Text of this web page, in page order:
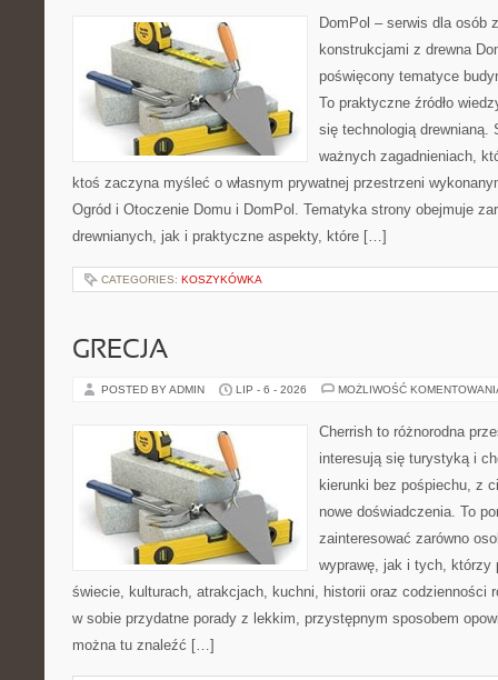
DomPol – serwis dla osób
konstrukcjami z drewna
poświęcony tematyce
To praktyczne źródło
się technologią drewnianą.
ważnych zagadnieniach,
ktoś zaczyna myśleć o własnym prywatnej przestrzeni
Ogród i Otoczenie Domu i DomPol. Tematyka strony obejmuje
drewnianych, jak i praktyczne aspekty, które […]
CATEGORIES: KOSZYKÓWKA
GRECJA
POSTED BY ADMIN LIP - 6 - 2026 MOŻLIWOŚĆ
Cherrish to różnorodna
interesują się turystyką i
kierunki bez pośpiechu, z
nowe doświadczenia. To
zainteresować zarówno
wyprawę, jak i tych, którzy
świecie, kulturach, atrakcjach, kuchni, historii oraz codzienności
w sobie przydatne porady z lekkim, przystępnym sposobem
można tu znaleźć […]